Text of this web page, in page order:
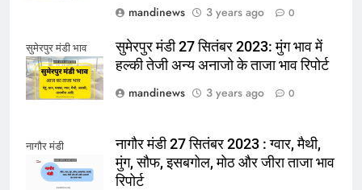
mandinews
3 years ago 0
सुमेरपुर मंडी भाव
सुमेरपुर मंडी 27 सितंबर 2023: मुंग भाव में
हल्की तेजी अन्य अनाजो के ताजा भाव रिपोर्ट
mandinews
3 years ago 0
नागौर मंडी
नागौर मंडी 27 सितंबर 2023 : ग्वार, मैथी,
मुंग, सौफ, इसबगोल, मोठ और जीरा ताजा भाव
रिपोर्ट